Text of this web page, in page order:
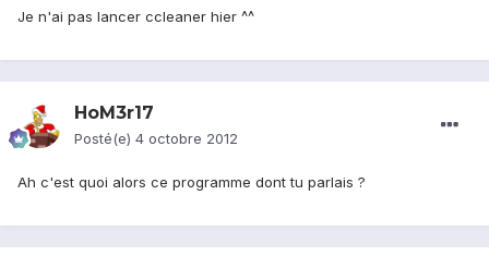
Je n'ai pas lancer ccleaner hier ^^
HoM3r17
Posté(e) 4 octobre 2012
Ah c'est quoi alors ce programme dont tu parlais ?